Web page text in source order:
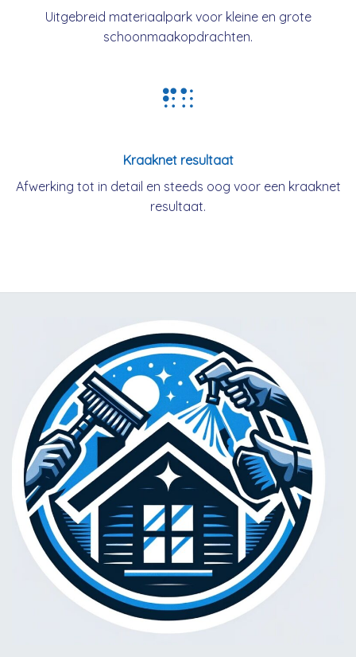
Uitgebreid materiaalpark voor kleine en grote
schoonmaakopdrachten.
Kraaknet resultaat
Afwerking tot in detail en steeds oog voor een kraaknet
resultaat.